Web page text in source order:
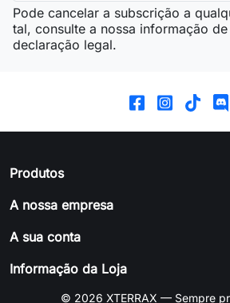
Pode cancelar a subscrição a
tal, consulte a nossa informação
declaração legal.
Produtos
A nossa empresa
A sua conta
Informação da Loja
© 2026 XTERRAX — Sempre